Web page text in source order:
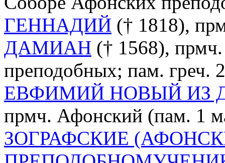
ГЕННАДИЙ († 1818),
ДАМИАН († 1568),
преподобных; пам. греч.
ЕВФИМИЙ НОВЫЙ ИЗ
прмч. Афонский (пам. 1
ЗОГРАФСКИЕ